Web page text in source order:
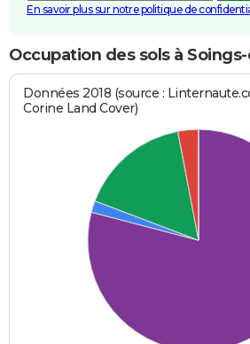
En savoir plus sur notre politique de
Occupation des sols à
Données 2018 (source :
Corine Land Cover)